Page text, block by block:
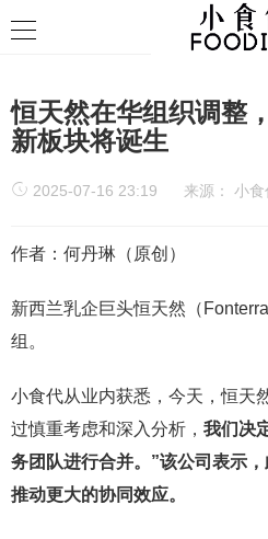
恒天然在华组织调整
新板块将诞生
2025-07-16 23:19 来源： 小食
作者：何丹琳（原创）
新西兰乳企巨头恒天然（
组。
小食代从业内获悉，今天，恒天
过慎重考虑和深入分析， 我们决
务团队进行合并。”该公司表示
推动更大的协同效应。